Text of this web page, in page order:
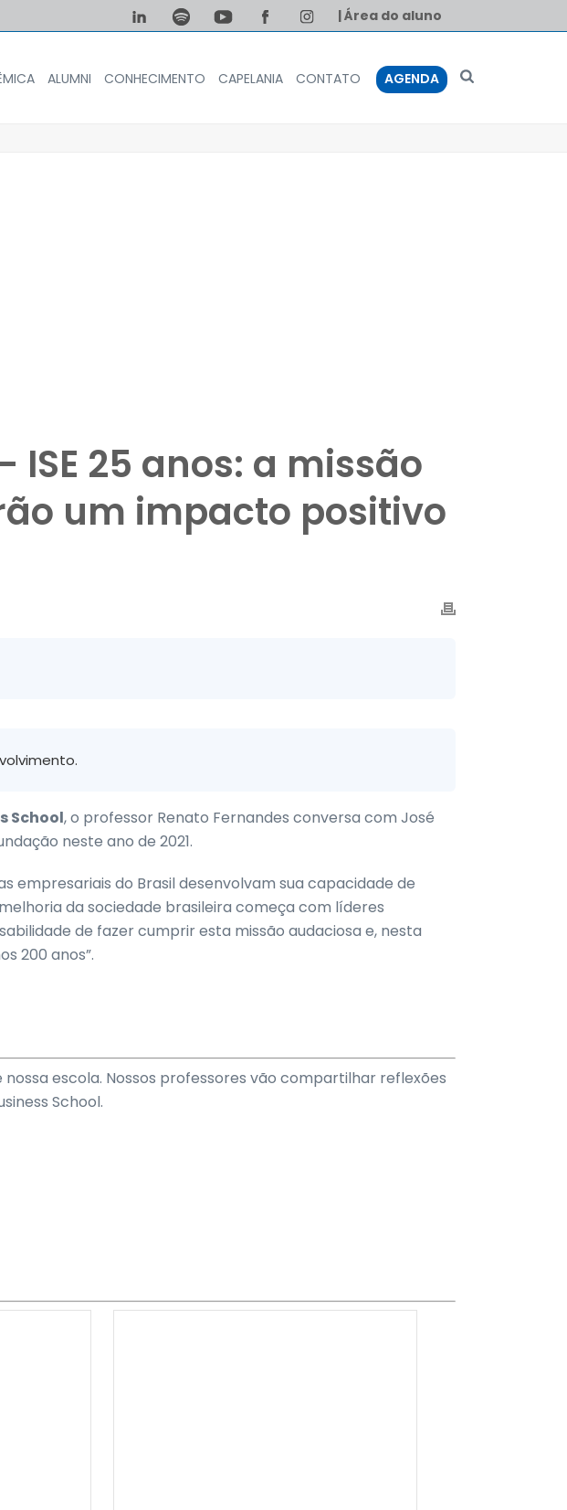
| Área do aluno
ALUMNI CONHECIMENTO CAPELANIA CONTATO AGENDA
ISE 25 anos: a missão
um impacto positivo
School, o professor Renato Fernandes conversa com José
neste ano de 2021.
empresariais do Brasil desenvolvam sua capacidade de
da sociedade brasileira começa com líderes
de fazer cumprir esta missão audaciosa e, nesta
200 anos”.
escola. Nossos professores vão compartilhar reflexões
School.